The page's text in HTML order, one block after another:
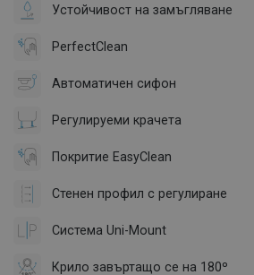
Устойчивост на замъгляване
PerfectClean
Автоматичен сифон
Регулируеми крачета
Покритие EasyClean
Стенен профил с регулиране
Система Uni-Mount
Крило завъртащо се на 180º